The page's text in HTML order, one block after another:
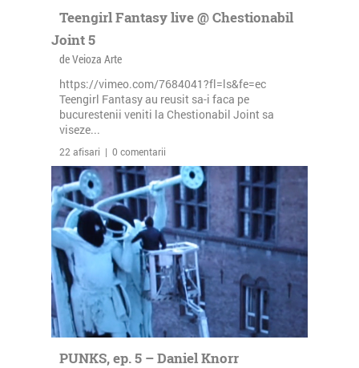
Teengirl Fantasy live @ Chestionabil
Joint 5
de Veioza Arte
https://vimeo.com/7684041?fl=ls&fe=ec
Teengirl Fantasy au reusit sa-i faca pe
bucurestenii veniti la Chestionabil Joint sa
viseze...
22 afisari | 0 comentarii
PUNKS, ep. 5 – Daniel Knorr